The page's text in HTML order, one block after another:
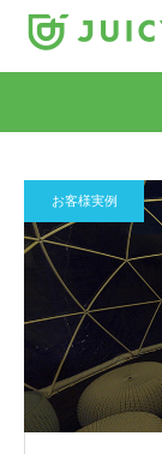
お客様実例